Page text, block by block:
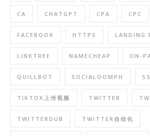
CA CHATGPT CPA CPC
FACEBOOK HTTPS LANDING
LINKTREE NAMECHEAP ON-
QUILLBOT SOCIALOOMPH
TIKTOK上传视频 TWITTER
TWITTERDUB TWITTER自动化